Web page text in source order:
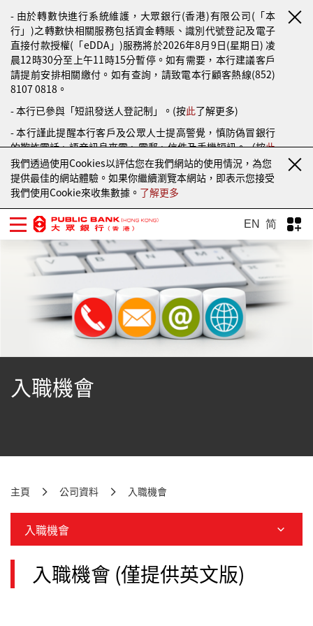
- 由於轉數快進行系統維護，大眾銀行(香港)有限公司(「本
行」)之轉數快相關服務包括資金轉賬、識別代號登記及電子
直接付款授權(「eDDA」)服務將於2026年8月9日(星期日) 凌
晨12時30分至上午11時15分暫停。如有需要，本行建議客戶
請提前安排相關繳付。如有查詢，請致電本行顧客熱線(852)
8107 0818。
- 本行已參與「短訊發送人登記制」。(按此了解更多)
- 本行謹此提醒本行客戶及公眾人士提高警覺，慎防偽冒銀行
的欺詐電話、語音訊息來電、電郵、信件及手機短訊。（按此
了解更多）
我們透過使用Cookies以評估您在我們網站的使用情況，為您
提供最佳的網站體驗。如果你繼續瀏覽本網站，即表示您接受
我們使用Cookie來收集數據。 了解更多
EN 简
入職機會
主頁 公司資料 入職機會
入職機會
入職機會 (僅提供英文版)